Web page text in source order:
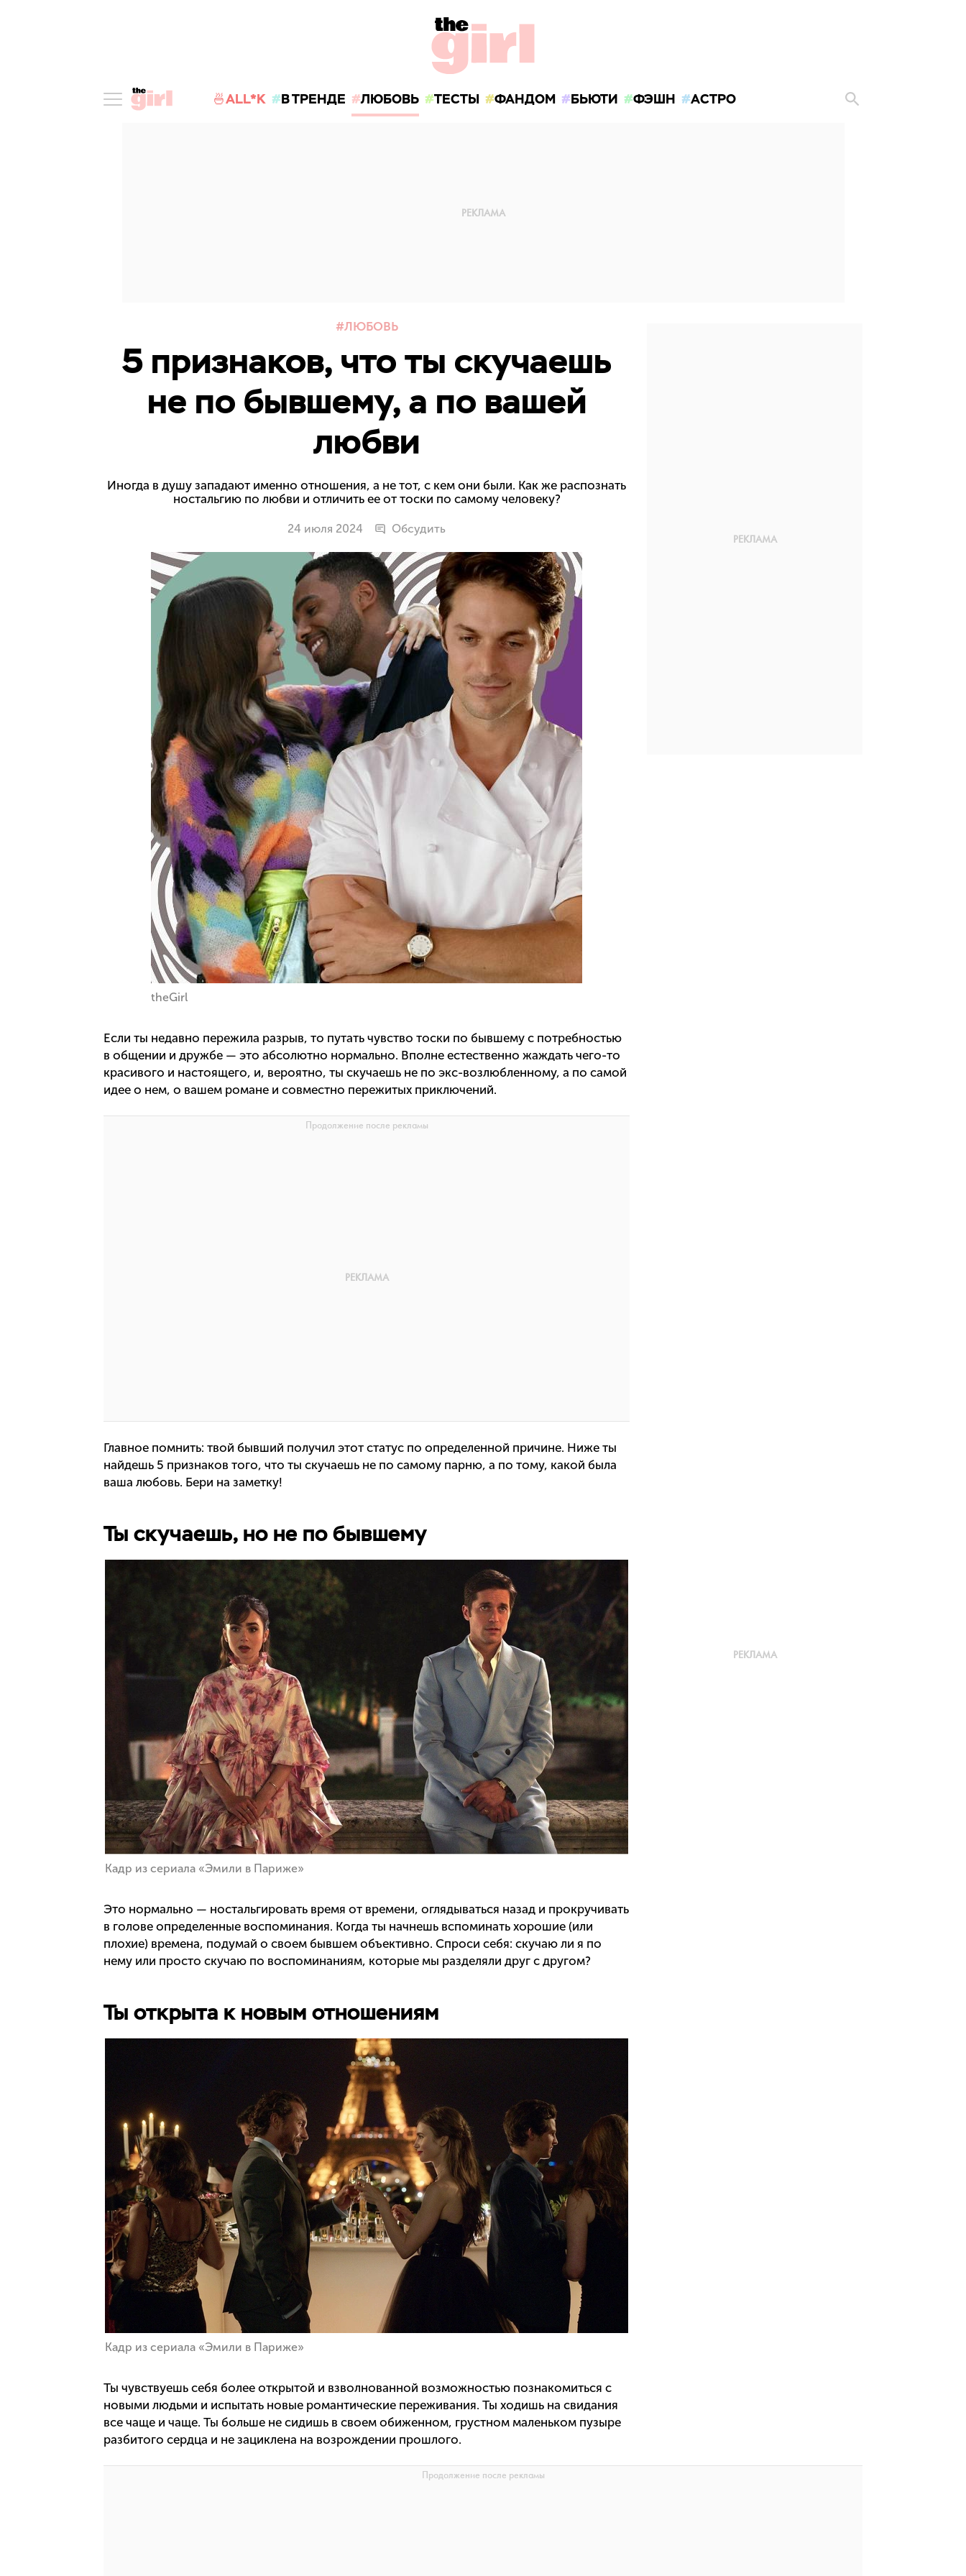
🍜ALL*K В ТРЕНДЕ ЛЮБОВЬ ТЕСТЫ ФАНДОМ БЬЮТИ ФЭШН АСТРО
ЛЮБОВЬ
5 признаков, что ты скучаешь
не по бывшему, а по вашей
любви
Иногда в душу западают именно отношения, а не тот, с кем они были. Как же распознать
ностальгию по любви и отличить ее от тоски по самому человеку?
24 июля 2024 Обсудить
theGirl
Если ты недавно пережила разрыв, то путать чувство тоски по бывшему с потребностью
в общении и дружбе — это абсолютно нормально. Вполне естественно жаждать чего-то
красивого и настоящего, и, вероятно, ты скучаешь не по экс-возлюбленному, а по самой
идее о нем, о вашем романе и совместно пережитых приключений.
Главное помнить: твой бывший получил этот статус по определенной причине. Ниже ты
найдешь 5 признаков того, что ты скучаешь не по самому парню, а по тому, какой была
ваша любовь. Бери на заметку!
Ты скучаешь, но не по бывшему
Кадр из сериала «Эмили в Париже»
Это нормально — ностальгировать время от времени, оглядываться назад и прокручивать
в голове определенные воспоминания. Когда ты начнешь вспоминать хорошие (или
плохие) времена, подумай о своем бывшем объективно. Спроси себя: скучаю ли я по
нему или просто скучаю по воспоминаниям, которые мы разделяли друг с другом?
Ты открыта к новым отношениям
Кадр из сериала «Эмили в Париже»
Ты чувствуешь себя более открытой и взволнованной возможностью познакомиться с
новыми людьми и испытать новые романтические переживания. Ты ходишь на свидания
все чаще и чаще. Ты больше не сидишь в своем обиженном, грустном маленьком пузыре
разбитого сердца и не зациклена на возрождении прошлого.